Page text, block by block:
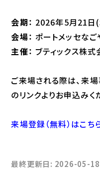
会期： 2026年5月21日(
会場： ポートメッセな
主催： ブティックス株式
ご来場される際は、来
のリンクよりお申込みく
来場登録（無料）はこち
最終更新日: 2026-05-